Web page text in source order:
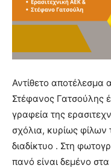
Αντίθετο αποτέλεσμα
Στέφανος Γατσούλης
γραφεία της
σχόλια, κυρίως
διαδίκτυο . Στη
πανό είναι δεμένο